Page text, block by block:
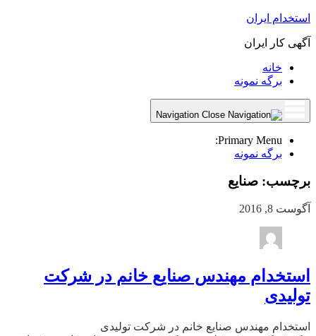
استخدام ایران
آگهی کار ایران
خانه
برگه نمونه
Primary Menu:
برگه نمونه
برچسب: صنایع
آگوست 8, 2016
استخدام مهندس صنایع خانم در شرکت
تولیدی
استخدام مهندس صنایع خانم در شرکت تولیدی